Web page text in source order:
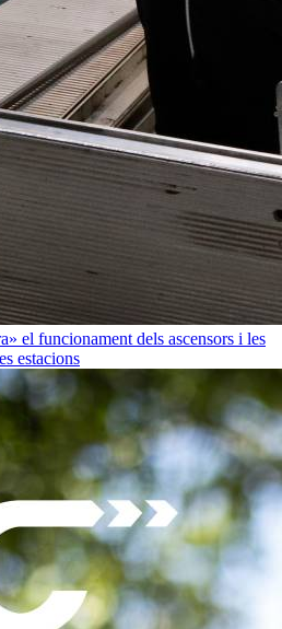
el funcionament dels ascensors i les
estacions